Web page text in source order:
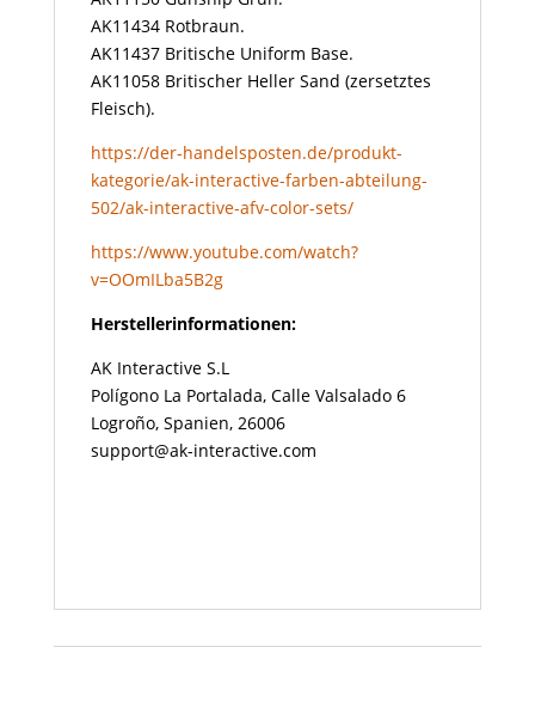
AK11434 Rotbraun.
AK11437 Britische Uniform Base.
AK11058 Britischer Heller Sand (zersetztes
Fleisch).
https://der-handelsposten.de/produkt-
kategorie/ak-interactive-farben-abteilung-
502/ak-interactive-afv-color-sets/
https://www.youtube.com/watch?
v=OOmILba5B2g
Herstellerinformationen:
AK Interactive S.L
Polígono La Portalada, Calle Valsalado 6
Logroño, Spanien, 26006
support@ak-interactive.com